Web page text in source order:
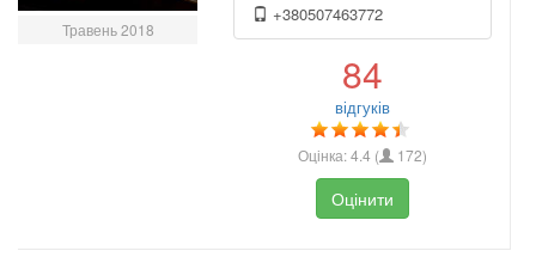
Травень 2018
+380507463772
84
відгуків
Оцінка:4.4 ( 172)
Оцінити